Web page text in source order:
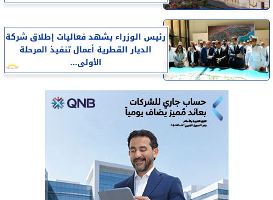
رئيس الوزراء يشهد فعاليات إطلاق شركة
الديار القطرية أعمال تنفيذ المرحلة
الأولى...